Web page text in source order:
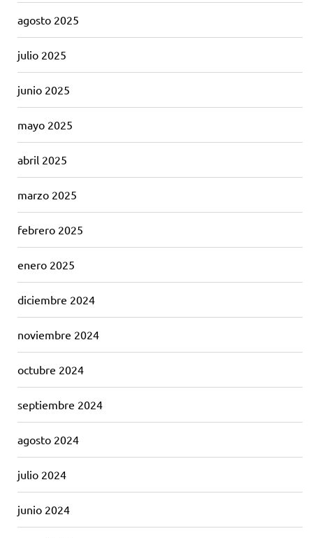
agosto 2025
julio 2025
junio 2025
mayo 2025
abril 2025
marzo 2025
febrero 2025
enero 2025
diciembre 2024
noviembre 2024
octubre 2024
septiembre 2024
agosto 2024
julio 2024
junio 2024